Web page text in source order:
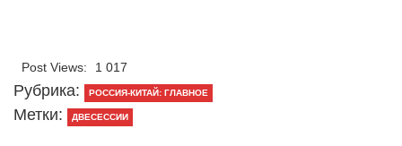
Post Views: 1 017
Рубрика: РОССИЯ-КИТАЙ: ГЛАВНОЕ
Метки: ДВЕСЕССИИ